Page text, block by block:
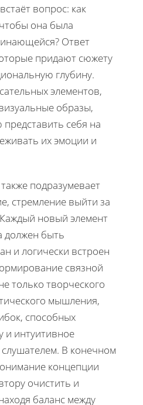
вопрос: как
она была
Ответ
придают сюжету
глубину.
элементов,
образы,
себя на
их эмоции и
подразумевает
стремление выйти за
новый элемент
должен быть
и логически встроен
связной
только творческого
мышления,
способных
и интуитивное
В конечном
концепции
очистить и
баланс между